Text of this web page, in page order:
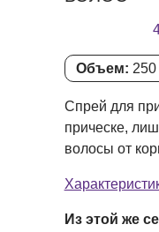
Объем:
Спрей для
прическе,
волосы от
Из этой же